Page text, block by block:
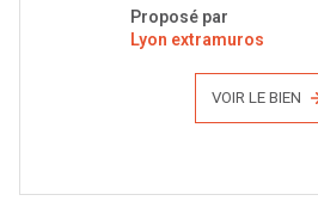
Proposé par
Lyon extramuros
VOIR LE BIEN